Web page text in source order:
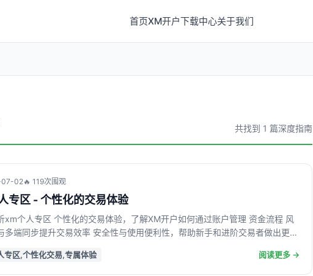
首页XM开户下载中心关于我们
共找到 1 篇深度指南
07-02🔥 119次围观
专区 - 个性化的交易体验
xm个人专区 个性化的交易体验，了解XM开户如何通过账户管理 资金流程 风
多端同步提升交易效率 安全性与使用便利性，帮助新手和进阶交易者做出更稳
专区,个性化交易,专属体验 阅读更多 →